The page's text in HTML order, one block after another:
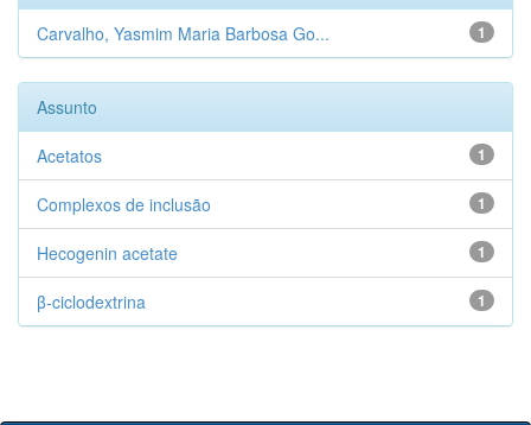
1
Carvalho, Yasmim Maria Barbosa Go...
Assunto
1
Acetatos
1
Complexos de inclusão
1
Hecogenin acetate
1
β-ciclodextrina